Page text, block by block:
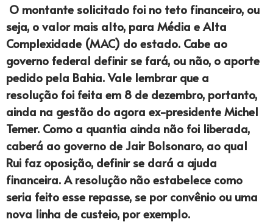
O montante solicitado foi no teto financeiro, ou
seja, o valor mais alto, para Média e Alta
Complexidade (MAC) do estado. Cabe ao
governo federal definir se fará, ou não, o aporte
pedido pela Bahia. Vale lembrar que a
resolução foi feita em 8 de dezembro, portanto,
ainda na gestão do agora ex-presidente Michel
Temer. Como a quantia ainda não foi liberada,
caberá ao governo de Jair Bolsonaro, ao qual
Rui faz oposição, definir se dará a ajuda
financeira. A resolução não estabelece como
seria feito esse repasse, se por convênio ou uma
nova linha de custeio, por exemplo.